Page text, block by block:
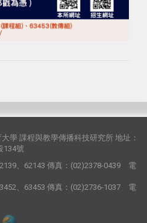
學 課程與教學傳播科技研究所 地址：
134號
、62143 傳真：(02)2378-0439 電
、63453 傳真：(02)2736-1037 電